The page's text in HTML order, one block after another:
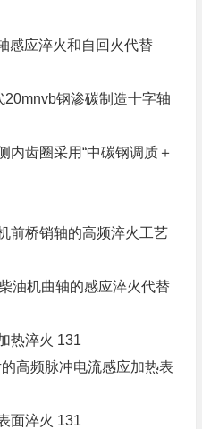
感应淬火和自回火代替
钢渗碳制造十字轴
内齿圈采用“中碳钢调质＋
前桥销轴的高频淬火工艺
油机曲轴的感应淬火代替
热淬火 131
高频脉冲电流感应加热表
面淬火 131